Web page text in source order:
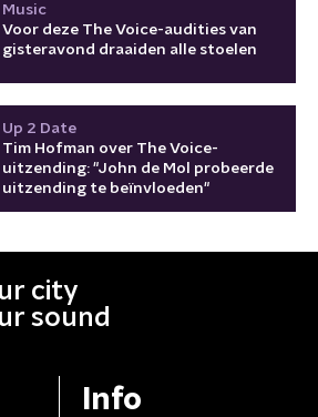
Music
Voor deze The Voice-audities van
gisteravond draaiden alle stoelen
Up 2 Date
Tim Hofman over The Voice-
uitzending: "John de Mol probeerde
uitzending te beïnvloeden"
city
sound
Info